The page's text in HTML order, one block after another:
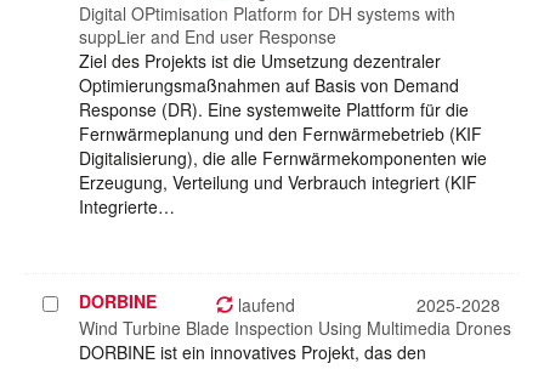
auswählen
Digital OPtimisation Platform for DH systems with
suppLier and End user Response
Ziel des Projekts ist die Umsetzung dezentraler
Optimierungsmaßnahmen auf Basis von Demand
Response (DR). Eine systemweite Plattform für die
Fernwärmeplanung und den Fernwärmebetrieb (KIF
Digitalisierung), die alle Fernwärmekomponenten wie
Erzeugung, Verteilung und Verbrauch integriert (KIF
Integrierte…
Projekt
auswählen
DORBINE laufend
2025-2028
Wind Turbine Blade Inspection Using Multimedia Drones
DORBINE ist ein innovatives Projekt, das den